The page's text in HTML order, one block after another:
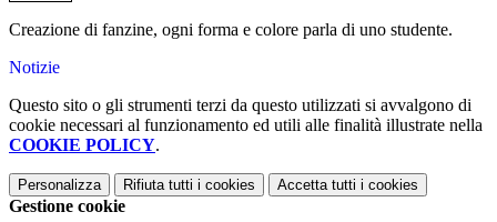
Creazione di fanzine, ogni forma e colore parla di uno studente.
Notizie
Questo sito o gli strumenti terzi da questo utilizzati si avvalgono di
cookie necessari al funzionamento ed utili alle finalità illustrate nella
COOKIE POLICY.
Personalizza Rifiuta tutti i cookies Accetta tutti i cookies
Gestione cookie